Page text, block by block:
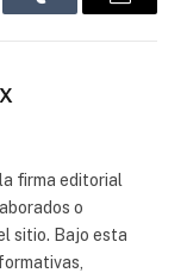
Tumblr
Correo
firma editorial
o
sitio. Bajo esta